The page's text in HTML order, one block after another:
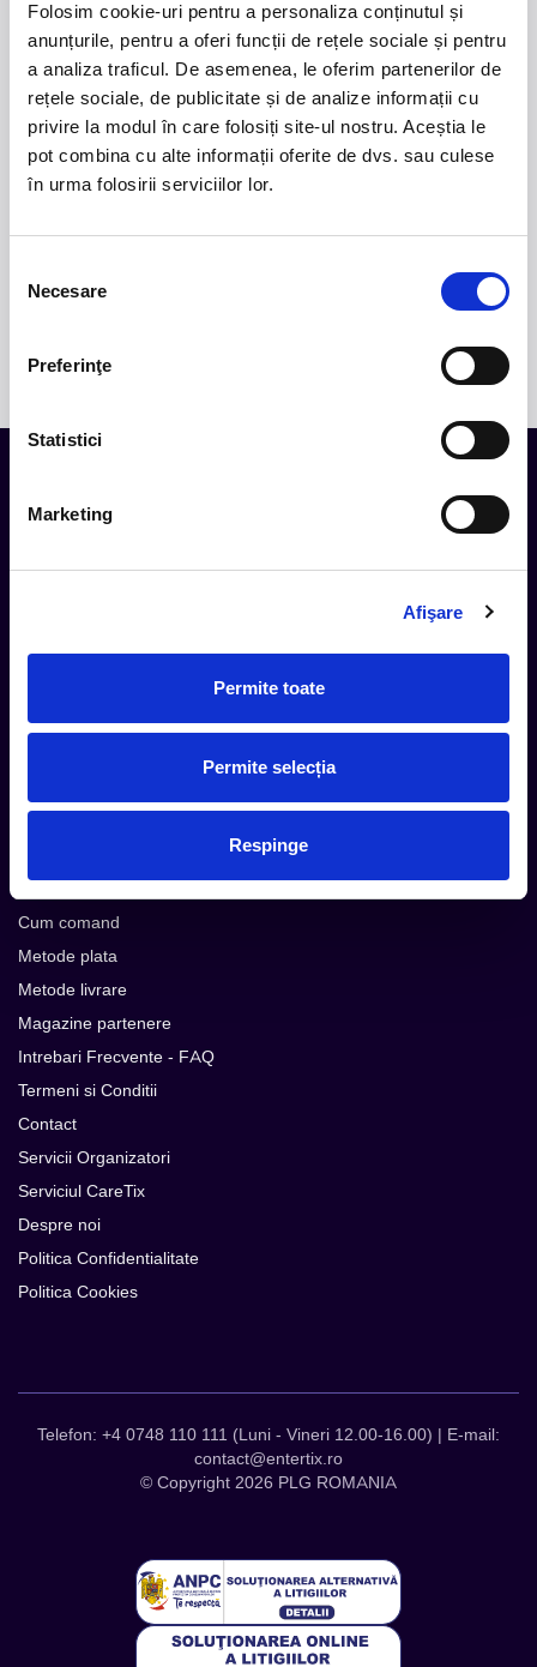
Folosim cookie-uri pentru a personaliza conținutul și
anunțurile, pentru a oferi funcții de rețele sociale și pentru
a analiza traficul. De asemenea, le oferim partenerilor de
rețele sociale, de publicitate și de analize informații cu
privire la modul în care folosiți site-ul nostru. Aceștia le
pot combina cu alte informații oferite de dvs. sau culese
în urma folosirii serviciilor lor.
consimțământului
Necesare
Preferinţe
Statistici
Marketing
Afişare
Permite toate
Permite selecția
Respinge
pentru un concert la Quantic. Turneul promovează
cel mai nou album al formației, A Thousand Little
Deaths, un material ce explorează teme precum
iubirea, pierderea și moartea prin imagini cinematice,
versuri captivante și puternice sonorități symphonic
metal.
publicului din România într-un spectacol aniversar
Tot ce te intereseaza, direct in
Urmareste noutatile pe
Cum comand
Metode plata
Metode livrare
Magazine partenere
Intrebari Frecvente - FAQ
Termeni si Conditii
Contact
Servicii Organizatori
Serviciul CareTix
Despre noi
Politica Confidentialitate
Politica Cookies
Telefon: +4 0748 110 111 (Luni - Vineri 12.00-16.00) | E-mail:
contact@entertix.ro
© Copyright 2026 PLG ROMANIA